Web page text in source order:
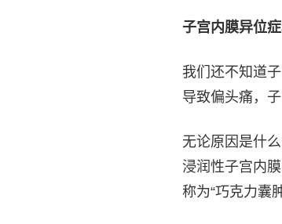
子宫内膜异位
我们还不知道
导致偏头痛，
无论原因是什
浸润性子宫内
称为“巧克力囊